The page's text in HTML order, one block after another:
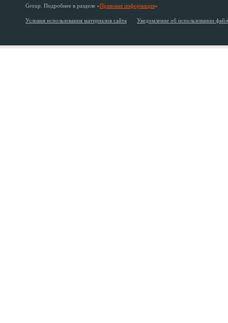
Group. Подробнее в разделе «Правовая информация»
Условия использования материалов сайта Уведомление об использовании